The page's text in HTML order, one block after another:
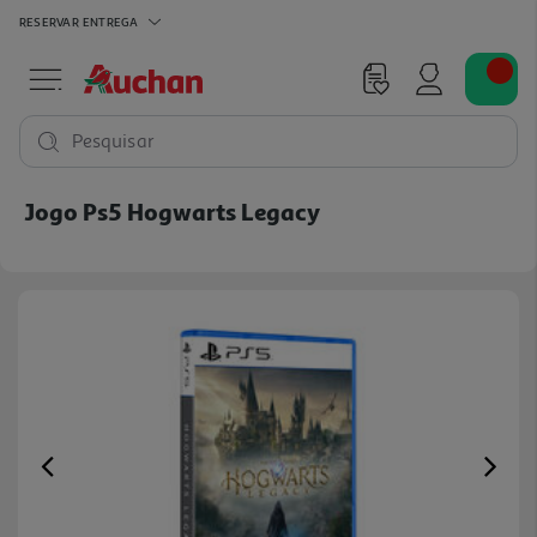
RESERVAR ENTREGA
Pesquisar
Jogo Ps5 Hogwarts Legacy
Previous